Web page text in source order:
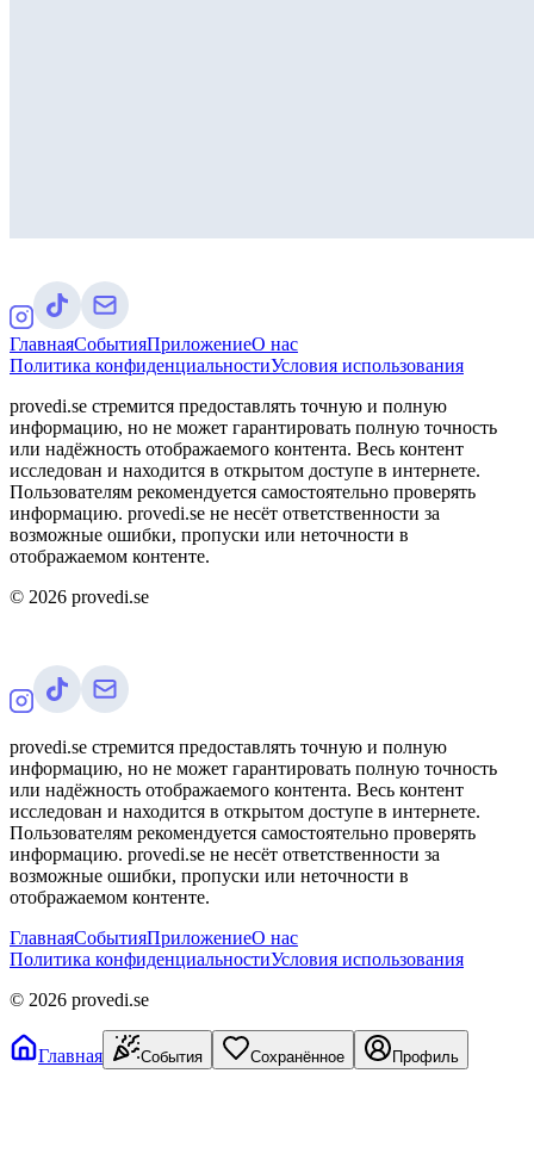
ГлавнаяСобытияПриложениеО нас
Политика конфиденциальностиУсловия использования
provedi.se стремится предоставлять точную и полную
информацию, но не может гарантировать полную точность
или надёжность отображаемого контента. Весь контент
исследован и находится в открытом доступе в интернете.
Пользователям рекомендуется самостоятельно проверять
информацию. provedi.se не несёт ответственности за
возможные ошибки, пропуски или неточности в
отображаемом контенте.
© 2026 provedi.se
provedi.se стремится предоставлять точную и полную
информацию, но не может гарантировать полную точность
или надёжность отображаемого контента. Весь контент
исследован и находится в открытом доступе в интернете.
Пользователям рекомендуется самостоятельно проверять
информацию. provedi.se не несёт ответственности за
возможные ошибки, пропуски или неточности в
отображаемом контенте.
ГлавнаяСобытияПриложениеО нас
Политика конфиденциальностиУсловия использования
© 2026 provedi.se
Главная События Сохранённое Профиль